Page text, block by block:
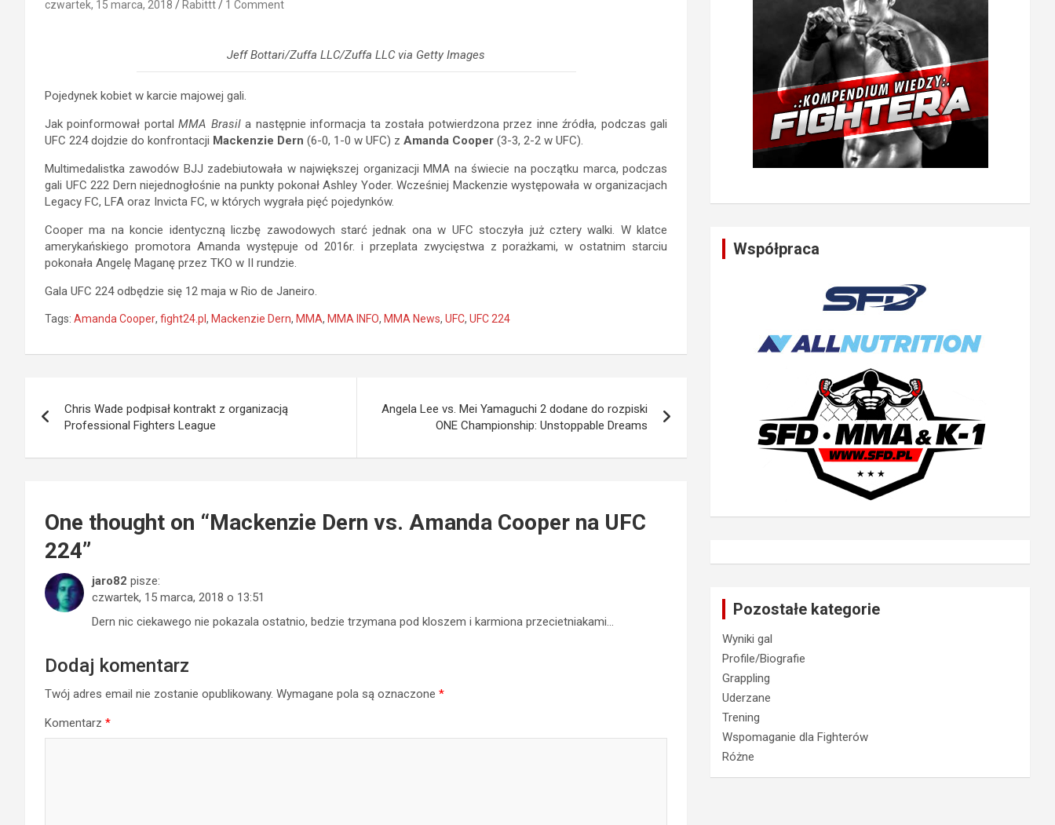
czwartek, 15 marca, 2018 Rabittt 1 Comment
Jeff Bottari/Zuffa LLC/Zuffa LLC via Getty Images
Pojedynek kobiet w karcie majowej gali.
Jak poinformował portalMMA Brasila następnie informacja ta została potwierdzona przez inne źródła, podczas gali
UFC 224 dojdzie do konfrontacji Mackenzie Dern (6-0, 1-0 w UFC) z Amanda Cooper (3-3, 2-2 w UFC).
Multimedalistka zawodów BJJ zadebiutowała w największej organizacji MMA na świecie na początku marca, podczas
gali UFC 222 Dern niejednogłośnie na punkty pokonał Ashley Yoder. Wcześniej Mackenzie występowała w organizacjach
Legacy FC, LFA oraz Invicta FC, w których wygrała pięć pojedynków.
Cooper ma na koncie identyczną liczbę zawodowych starć jednak ona w UFC stoczyła już cztery walki. W klatce
amerykańskiego promotora Amanda występuje od 2016r. i przeplata zwycięstwa z porażkami, w ostatnim starciu
pokonała Angelę Maganę przez TKO w II rundzie.
Gala UFC 224 odbędzie się 12 maja w Rio de Janeiro.
Tags: Amanda Cooper, fight24.pl , Mackenzie Dern, MMA, MMA INFO, MMA News, UFC, UFC 224
wpisu
Chris Wade podpisał kontrakt z organizacją
Professional Fighters League
Angela Lee vs. Mei Yamaguchi 2 dodane do rozpiski
ONE Championship: Unstoppable Dreams
One thought on “Mackenzie Dern vs. Amanda Cooper na UFC
224”
jaro82 pisze:
czwartek, 15 marca, 2018 o 13:51
Dern nic ciekawego nie pokazala ostatnio, bedzie trzymana pod kloszem i karmiona przecietniakami…
Dodaj komentarz
Twój adres email nie zostanie opublikowany. Wymagane pola są oznaczone *
Komentarz *
Współpraca
Pozostałe kategorie
Wyniki gal
Profile/Biografie
Grappling
Uderzane
Trening
Wspomaganie dla Fighterów
Różne